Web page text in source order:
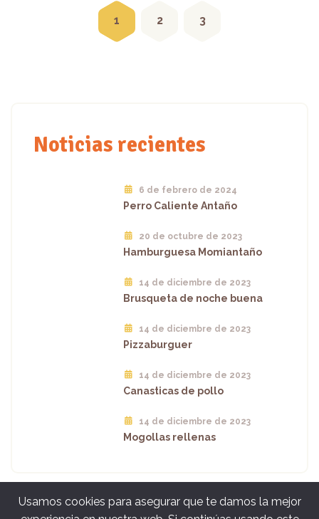
1 2 3
Noticias recientes
6 de febrero de 2024
Perro Caliente Antaño
20 de octubre de 2023
Hamburguesa Momiantaño
14 de diciembre de 2023
Brusqueta de noche buena
14 de diciembre de 2023
Pizzaburguer
14 de diciembre de 2023
Canasticas de pollo
14 de diciembre de 2023
Mogollas rellenas
Usamos cookies para asegurar que te damos la mejor